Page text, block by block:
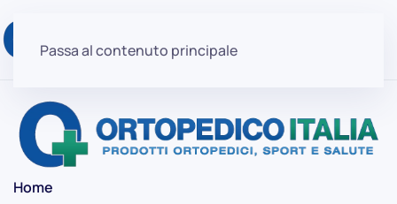
Passa al contenuto principale
Home